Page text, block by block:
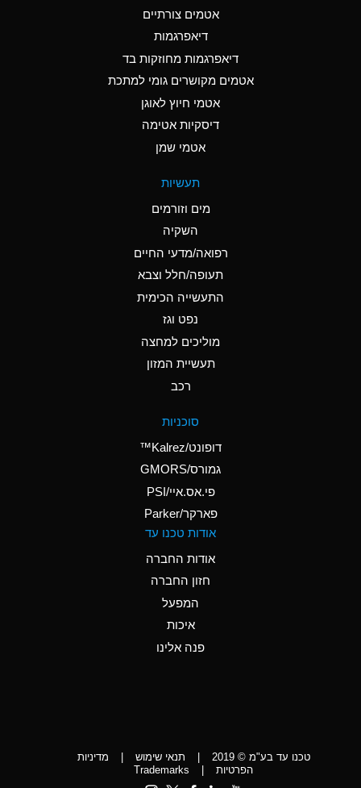
Ammonia Anhydrous
C
Ammonia Gas (cold)
A
Ammonia Gas (hot)
Ammonium Hydroxide
A
Ammonium Nitrate
Ammonium Nitrite
Ammonium Persulfate
Ammonium Phosphate
A
Ammonium Sulfate
*
Amyl Acetate (Banana
Aniline
D
אטמים צורתיים
דיאפרגמות
דיאפרגמות מחוזקות בד
אטמים מקושרים גומי למתכת
אטמי חיוץ לאוגן
דיסקיות אטימה
אטמי שמן
תעשיות
מים וזורמים
השקיה
רפואה/מדעי החיים
תעופה/חלל וצבא
התעשייה הכימית
נפט וגז
מוליכים למחצה
תעשיית המזון
רכב
סוכניות
דופונט/Kalrez™
גמורס/GMORS
פי.אס.איי/PSI
פארקר/Parker
אודות טכנו עד
אודות החברה
חזון החברה
המפעל
איכות
פנה אלינו
טכנו עד בע"מ © 2019 | תנאי שימוש |
מדיניות
הפרטיות
|
Trademarks